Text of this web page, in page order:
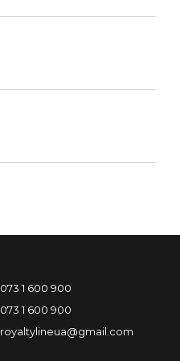
073 1 600 900
073 1 600 900
royaltylineua@gmail.com